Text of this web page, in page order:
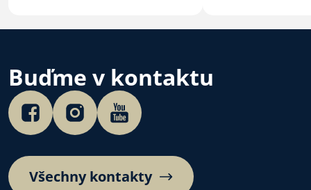
Buďme v kontaktu
Všechny kontakty